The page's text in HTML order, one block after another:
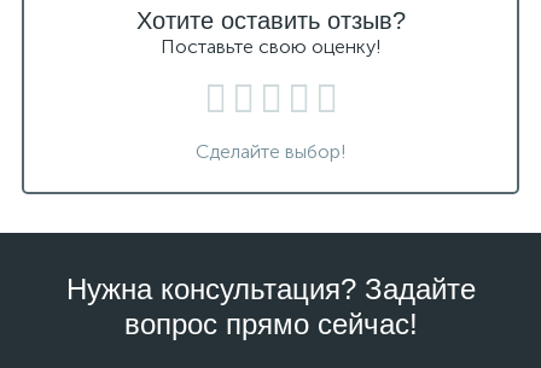
Хотите оставить отзыв?
Поставьте свою оценку!
Сделайте выбор!
Нужна консультация? Задайте
вопрос прямо сейчас!